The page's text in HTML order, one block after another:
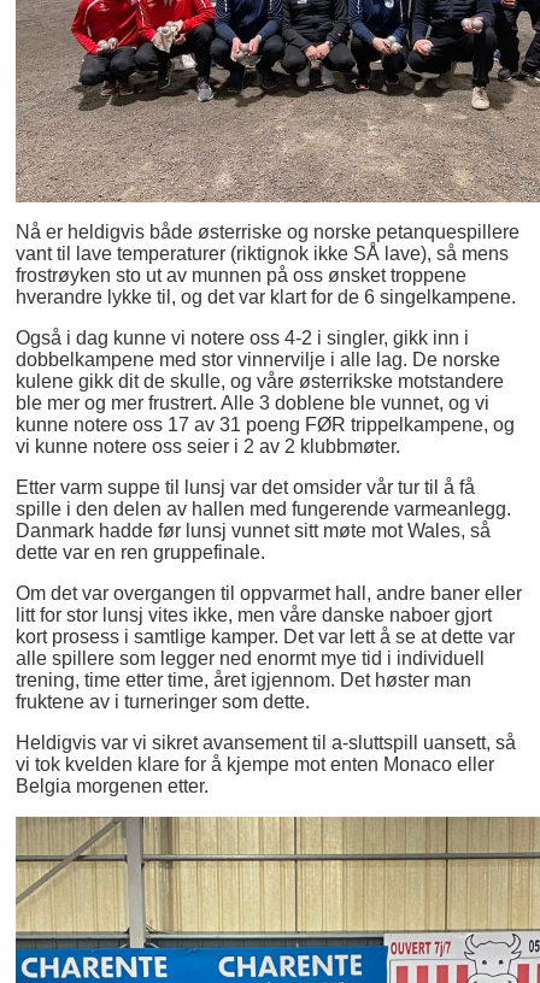
Nå er heldigvis både østerriske og norske petanquespillere
vant til lave temperaturer (riktignok ikke SÅ lave), så mens
frostrøyken sto ut av munnen på oss ønsket troppene
hverandre lykke til, og det var klart for de 6 singelkampene.
Også i dag kunne vi notere oss 4-2 i singler, gikk inn i
dobbelkampene med stor vinnervilje i alle lag. De norske
kulene gikk dit de skulle, og våre østerrikske motstandere
ble mer og mer frustrert. Alle 3 doblene ble vunnet, og vi
kunne notere oss 17 av 31 poeng FØR trippelkampene, og
vi kunne notere oss seier i 2 av 2 klubbmøter.
Etter varm suppe til lunsj var det omsider vår tur til å få
spille i den delen av hallen med fungerende varmeanlegg.
Danmark hadde før lunsj vunnet sitt møte mot Wales, så
dette var en ren gruppefinale.
Om det var overgangen til oppvarmet hall, andre baner eller
litt for stor lunsj vites ikke, men våre danske naboer gjort
kort prosess i samtlige kamper. Det var lett å se at dette var
alle spillere som legger ned enormt mye tid i individuell
trening, time etter time, året igjennom. Det høster man
fruktene av i turneringer som dette.
Heldigvis var vi sikret avansement til a-sluttspill uansett, så
vi tok kvelden klare for å kjempe mot enten Monaco eller
Belgia morgenen etter.